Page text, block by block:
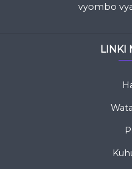
vyombo
LINKI